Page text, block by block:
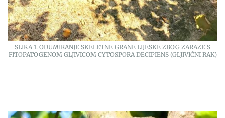
SLIKA 1. ODUMIRANJE SKELETNE GRANE LIJESKE ZBOG ZARAZE S
FITOPATOGENOM GLJIVICOM CYTOSPORA DECIPIENS (GLJIVIČNI RAK)